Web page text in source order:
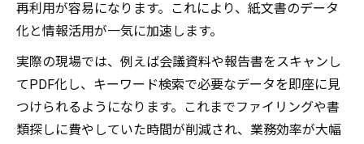
再利用が容易になります。これにより、紙文書のデータ
化と情報活用が一気に加速します。
実際の現場では、例えば会議資料や報告書をスキャンし
てPDF化し、キーワード検索で必要なデータを即座に見
つけられるようになります。これまでファイリングや書
類探しに費やしていた時間が削減され、業務効率が大幅